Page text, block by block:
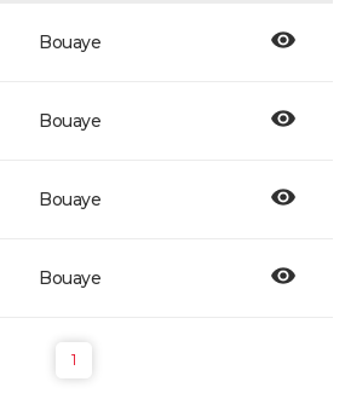
Bouaye
Bouaye
Bouaye
Bouaye
1